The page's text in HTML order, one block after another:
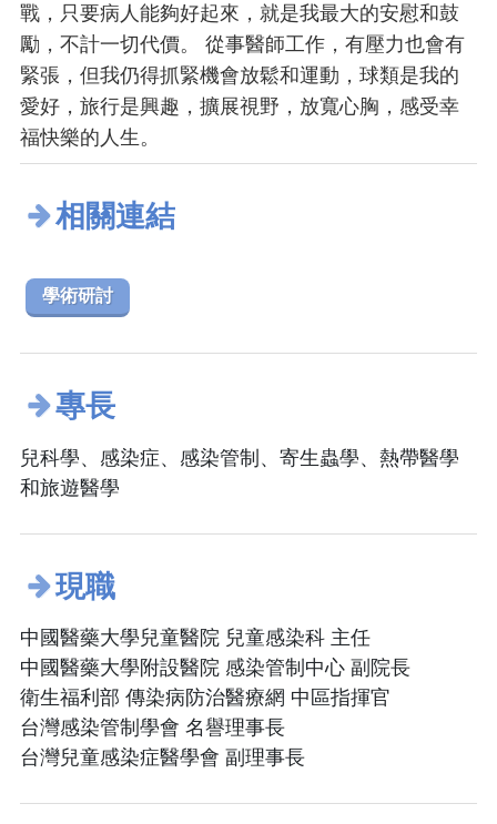
戰，只要病人能夠好起來，就是我最大的安慰和鼓
勵，不計一切代價。 從事醫師工作，有壓力也會有
緊張，但我仍得抓緊機會放鬆和運動，球類是我的
愛好，旅行是興趣，擴展視野，放寬心胸，感受幸
福快樂的人生。
相關連結
學術研討
專長
兒科學、感染症、感染管制、寄生蟲學、熱帶醫學
和旅遊醫學
現職
中國醫藥大學兒童醫院 兒童感染科 主任
中國醫藥大學附設醫院 感染管制中心 副院長
衛生福利部 傳染病防治醫療網 中區指揮官
台灣感染管制學會 名譽理事長
台灣兒童感染症醫學會 副理事長